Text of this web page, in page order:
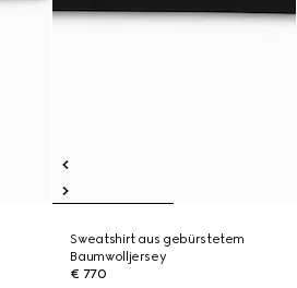
Sweatshirt aus gebürstetem
Baumwolljersey
€ 770